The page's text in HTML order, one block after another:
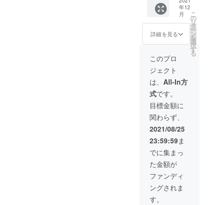
るプロ
ジェク
【cateri
ng for
me! 】
人であ
り、自
らも料
理を提
供し、
人気と
なって
いる。
トらと
国を超
えた取
り組み
など、
ナーと
じた交
流をは
子ども
の美術
教育コ
ンテン
ツ ココ
勢丹新
宿店)の
東北食
べる通
市)の連
安は表
面にシ
ワがた
でき、
振ると
が転が
るのが
わかる
程度。
※但し、
生食限
定のと
うがら
しでは
乾燥保
存は不
可。
るた
め、拭
凍保
存：1つ
ラップ
にくる
む。 乾
燥保
存：で
きるだ
け重な
らない
ように
並べて
置く。
風通し
の良い
日陰の
場所
で、自
然乾
燥。完
に保存
袋や
ラップ
し、野
菜室に
る。水
分は傷
みの原
因にな
め、拭
きと
る。 冷
凍保
存：1つ
ずつ
ラップ
にくる
む。 乾
燥保
存：で
きるだ
け重な
蔵保
存：乾
燥しな
いよう
に保存
で密閉
菜室に
入れ
分は傷
みの原
因にな
るた
め、拭
る。 冷
凍保
ずつ
ラップ
む。
たした
ちと同
じさい
たま市
活動を
おり、
今回十
色のと
うがら
しを
使っ
て、
「世界
発行ジ
ン
ジャー
エール
を作る
ことと
なりま
んな畑
で作ら
れてい
るのか
見てみ
はぜ
ひ！自
分で収
穫した
とうが
らしの
おいし
さは格
別！ 畑
でお会
いでき
るのを
楽しみ
にして
おりま
す🌶 詳
細） ・
ダン
うがら
しを育
てる
畑、現
在名前
ていな
いの
で、そ
れに名
前をつ
けても
らえま
せん
か。
日々の
作業の
中で、
名前を
呼ぶ機
会があ
ること
はもち
ろんの
年12
月
詳細を見る
こ
の
リ
タ
ー
ン
を
選
択
す
る
このプロ
ジェクト
は、 All-In方
式です。
目標金額に
関わらず、
2021/08/25
23:59:59ま
でに集まっ
た金額が
ファンディ
ングされま
す。